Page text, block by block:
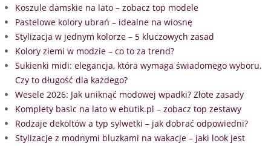
Koszule damskie na lato – zobacz top modele
Pastelowe kolory ubrań – idealne na wiosnę
Stylizacja w jednym kolorze – 5 kluczowych zasad
Kolory ziemi w modzie – co to za trend?
Sukienki midi: elegancja, która wymaga świadomego wyboru.
Czy to długość dla każdego?
Wesele 2026: Jak uniknąć modowej wpadki? Złote zasady
Komplety basic na lato w ebutik.pl – zobacz top zestawy
Rodzaje dekoltów a typ sylwetki – jak dobrać odpowiedni?
Stylizacje z modnymi bluzkami na wakacje – jaki look jest